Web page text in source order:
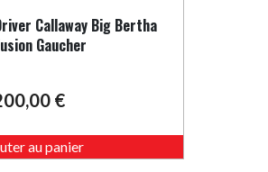
Callaway Big Bertha
Gaucher
€
au panier